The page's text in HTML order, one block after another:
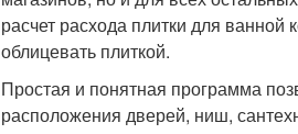
расчет расхода плитки для
облицевать плиткой.
Простая и понятная программа
расположения дверей, ниш,